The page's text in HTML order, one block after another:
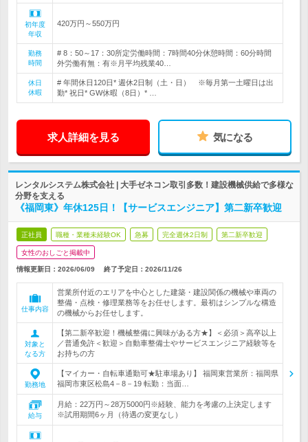
初年度
年収
420万円～550万円
勤務
時間
# 8：50～17：30所定労働時間：7時間40分休憩時間：60分時間
外労働有無：有※月平均残業40…
休日
休暇
# 年間休日120日* 週休2日制（土・日） ※毎月第一土曜日は出
勤* 祝日* GW休暇（8日）* …
求人詳細を見る 気になる
レンタルシステム株式会社 | 大手ゼネコン取引多数！建設機械供給で多様な
分野を支える
《福岡東》年休125日！【サービスエンジニア】第二新卒歓迎
正社員 職種・業種未経験OK 急募 完全週休2日制 第二新卒歓迎
女性のおしごと掲載中
情報更新日：2026/06/09 終了予定日： 2026/11/26
仕事内容
営業所付近のエリアを中心とした建築・建設関係の機械や車両の
整備・点検・修理業務等をお任せします。最初はシンプルな構造
の機械からお任せします。
対象と
なる方
【第二新卒歓迎！機械整備に興味がある方★】＜必須＞高卒以上
／普通免許＜歓迎＞自動車整備士やサービスエンジニア経験等を
お持ちの方
勤務地
【マイカー・自転車通勤可★駐車場あり】 福岡東営業所：福岡県
福岡市東区松島4－8－19 転勤：当面…
給与
月給：22万円～28万5000円※経験、能力を考慮の上決定します
※試用期間6ヶ月（待遇の変更なし）